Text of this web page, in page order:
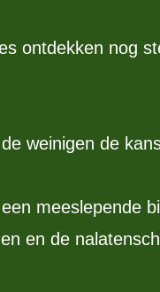
ontdekken nog
weinigen de
meeslepende
en de